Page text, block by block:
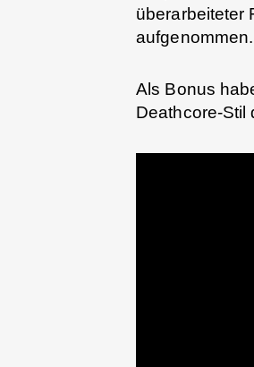
überarbeiteter
Als Bonus
Deathcore-Stil